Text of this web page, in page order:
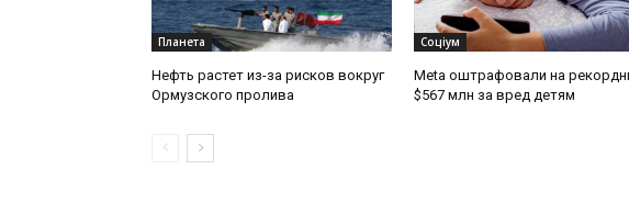
Планета
Нефть растет из-за рисков вокруг
Ормузского пролива
Соціум
Meta оштрафовали на
$567 млн за вред детям